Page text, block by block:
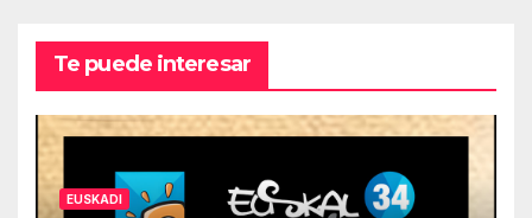
Te puede interesar
EUSKADI